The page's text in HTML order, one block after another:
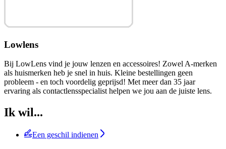
Lowlens
Bij LowLens vind je jouw lenzen en accessoires! Zowel A-merken
als huismerken heb je snel in huis. Kleine bestellingen geen
probleem - en toch voordelig geprijsd! Met meer dan 35 jaar
ervaring als contactlensspecialist helpen we jou aan de juiste lens.
Ik wil...
Een geschil indienen